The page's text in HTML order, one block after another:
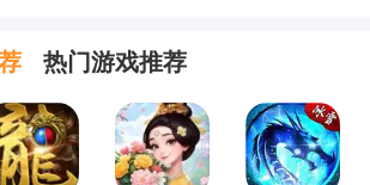
热门游戏推荐